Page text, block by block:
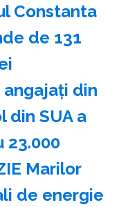
Constanta
de 131
angajaţi din
din SUA a
23.000
Marilor
de energie